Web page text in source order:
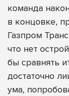
команда
в концовке,
Газпром
что нет
бы сравнять
достаточно
ума,